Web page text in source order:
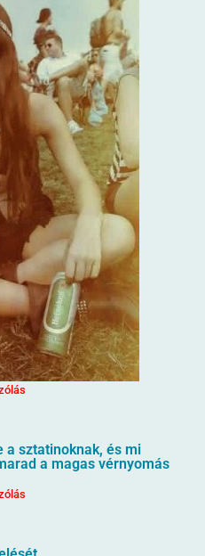
a sztatinoknak, és mi
a magas vérnyomás